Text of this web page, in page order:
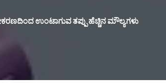
ಉಂಟಾಗುವ ತಪ್ಪು ಹೆಚ್ಚಿನ ಮೌಲ್ಯಗಳು